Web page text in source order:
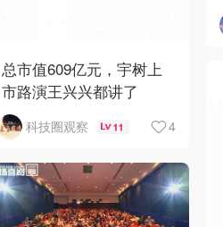
总市值609亿元，宇树上
市路演王兴兴都讲了
科技圈观察 11 4